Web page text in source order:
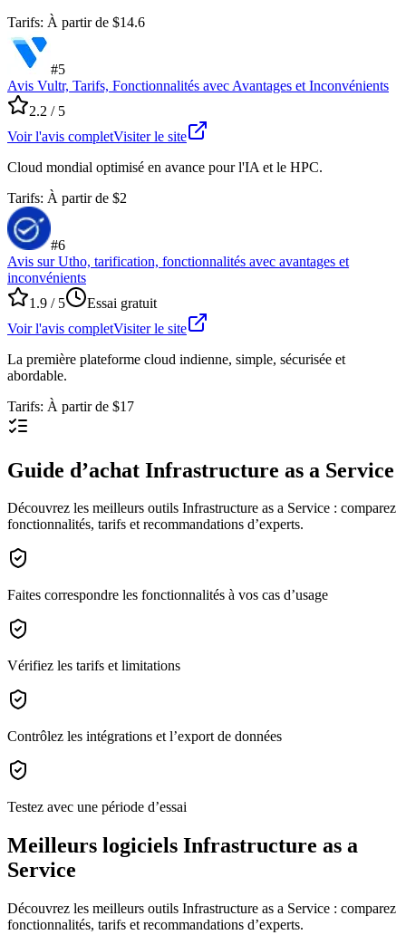
Tarifs: À partir de $14.6
#5
Avis Vultr, Tarifs, Fonctionnalités avec Avantages et Inconvénients
2.2 / 5
Voir l'avis completVisiter le site
Cloud mondial optimisé en avance pour l'IA et le HPC.
Tarifs: À partir de $2
#6
Avis sur Utho, tarification, fonctionnalités avec avantages et
inconvénients
1.9 / 5
Essai gratuit
Voir l'avis completVisiter le site
La première plateforme cloud indienne, simple, sécurisée et
abordable.
Tarifs: À partir de $17
Guide d’achat Infrastructure as a Service
Découvrez les meilleurs outils Infrastructure as a Service : comparez
fonctionnalités, tarifs et recommandations d’experts.
Faites correspondre les fonctionnalités à vos cas d’usage
Vérifiez les tarifs et limitations
Contrôlez les intégrations et l’export de données
Testez avec une période d’essai
Meilleurs logiciels Infrastructure as a
Service
Découvrez les meilleurs outils Infrastructure as a Service : comparez
fonctionnalités, tarifs et recommandations d’experts.